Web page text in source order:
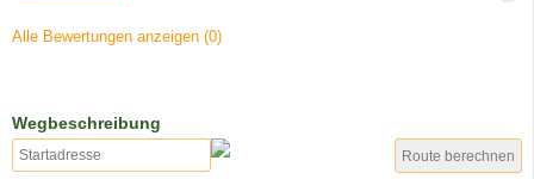
Alle Bewertungen anzeigen (0)
Wegbeschreibung